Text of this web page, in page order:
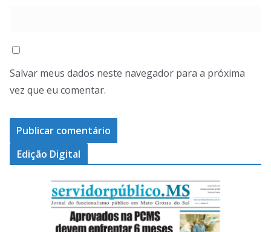
Salvar meus dados neste navegador para a próxima
vez que eu comentar.
Edição Digital